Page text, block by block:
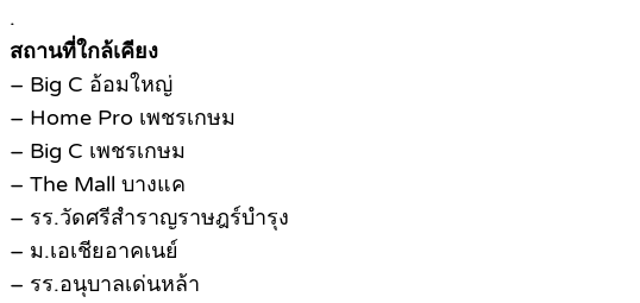
.
สถานที่ใกล้เคียง
– Big C อ้อมใหญ่
– Home Pro เพชรเกษม
– Big C เพชรเกษม
– The Mall บางแค
– รร.วัดศรีสำราญราษฎร์บำรุง
– ม.เอเชียอาคเนย์
– รร.อนุบาลเด่นหล้า